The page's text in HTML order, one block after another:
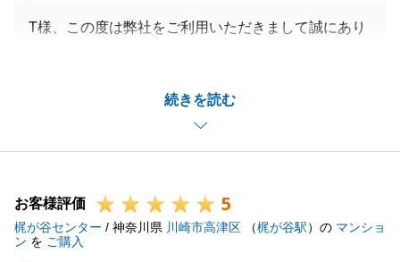
続きを読む
T様、この度は弊社をご利用いただきまして誠にあり
またお褒めのお言葉をいただきましてありがとうござ
います。
てまいります。
今後とも何か不動産関係でお困りなことがありました
らお気軽にご相談いただければと思います。
お客様評価 5
梶が谷センター / 神奈川県 川崎市高津区 （梶が谷駅）の マンショ
ン を ご購入